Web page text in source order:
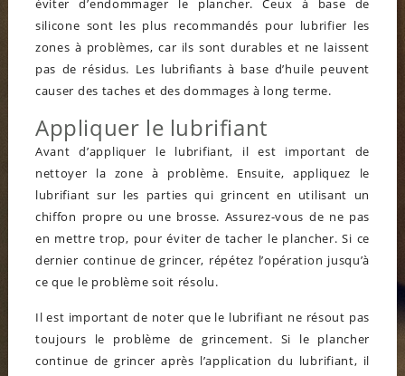
éviter d’endommager le plancher. Ceux à base de
silicone sont les plus recommandés pour lubrifier les
zones à problèmes, car ils sont durables et ne laissent
pas de résidus. Les lubrifiants à base d’huile peuvent
causer des taches et des dommages à long terme.
Appliquer le lubrifiant
Avant d’appliquer le lubrifiant, il est important de
nettoyer la zone à problème. Ensuite, appliquez le
lubrifiant sur les parties qui grincent en utilisant un
chiffon propre ou une brosse. Assurez-vous de ne pas
en mettre trop, pour éviter de tacher le plancher. Si ce
dernier continue de grincer, répétez l’opération jusqu’à
ce que le problème soit résolu.
Il est important de noter que le lubrifiant ne résout pas
toujours le problème de grincement. Si le plancher
continue de grincer après l’application du lubrifiant, il